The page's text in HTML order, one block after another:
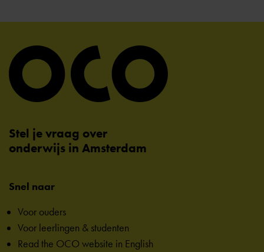
Stel je vraag over
onderwijs in Amsterdam
Snel naar
Voor ouders
Voor leerlingen & studenten
Read the OCO website in English